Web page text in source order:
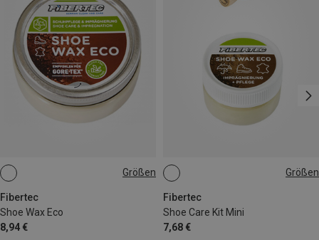
Größen
Fibertec
Shoe Wax Eco
8,94 €
100ML Größen
Fibertec
Shoe Care Kit Mini
7,68 €
28ML